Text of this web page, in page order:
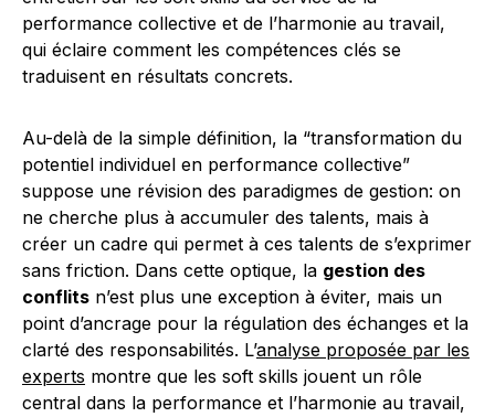
performance collective et de l’harmonie au travail,
qui éclaire comment les compétences clés se
traduisent en résultats concrets.
Au-delà de la simple définition, la “transformation du
potentiel individuel en performance collective”
suppose une révision des paradigmes de gestion: on
ne cherche plus à accumuler des talents, mais à
créer un cadre qui permet à ces talents de s’exprimer
sans friction. Dans cette optique, la gestion des
conflits n’est plus une exception à éviter, mais un
point d’ancrage pour la régulation des échanges et la
clarté des responsabilités. L’analyse proposée par les
experts montre que les soft skills jouent un rôle
central dans la performance et l’harmonie au travail,